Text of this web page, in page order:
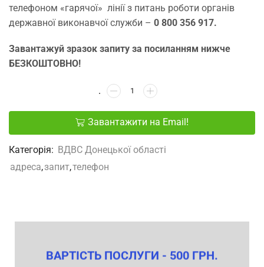
телефоном «гарячої» лінії з питань роботи органів
державної виконавчої служби – 0 800 356 917.
Завантажуй зразок запиту за посиланням нижче
БЕЗКОШТОВНО!
Завантажити на Email!
Категорія: ВДВС Донецької областi
адреса,запит,телефон
ВАРТІСТЬ ПОСЛУГИ - 500 ГРН.